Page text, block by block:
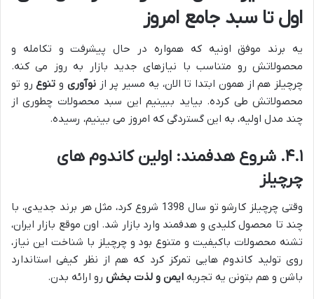
اول تا سبد جامع امروز
یه برند موفق اونیه که همواره در حال پیشرفت و تکامله و
محصولاتش رو متناسب با نیازهای جدید بازار به روز می کنه.
چرچیلز هم از همون ابتدا تا الان، یه مسیر پر ازنوآوری و تنوعرو تو
محصولاتش طی کرده. بیاید ببینیم این سبد محصولات چطوری از
چند مدل اولیه، به این گستردگی که امروز می بینیم، رسیده.
۴.۱. شروع هدفمند: اولین کاندوم های
چرچیلز
وقتی چرچیلز کارشو تو سال 1398 شروع کرد، مثل هر برند جدیدی، با
چند تا محصول کلیدی و هدفمند وارد بازار شد. اون موقع بازار ایران،
تشنه محصولات باکیفیت و متنوع بود و چرچیلز با شناخت این نیاز،
روی تولید کاندوم هایی تمرکز کرد که هم از نظر کیفی استاندارد
باشن و هم بتونن یه تجربه ایمن و لذت بخش رو ارائه بدن.